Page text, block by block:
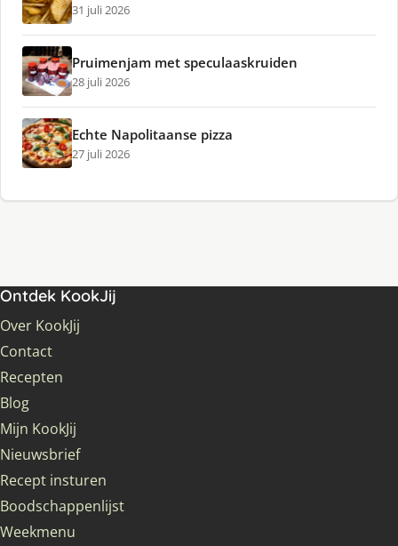
31 juli 2026
Pruimenjam met speculaaskruiden
28 juli 2026
Echte Napolitaanse pizza
27 juli 2026
Ontdek KookJij
Over KookJij
Contact
Recepten
Blog
Mijn KookJij
Nieuwsbrief
Recept insturen
Boodschappenlijst
Weekmenu